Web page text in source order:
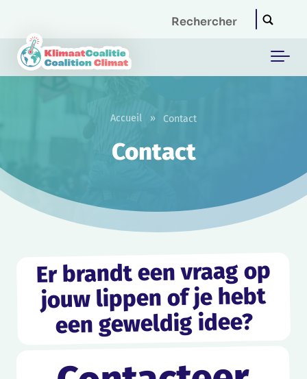
Contact
Accueil » Contact
Er brandt een vraag op
jouw lippen of je hebt
een geweldig idee?